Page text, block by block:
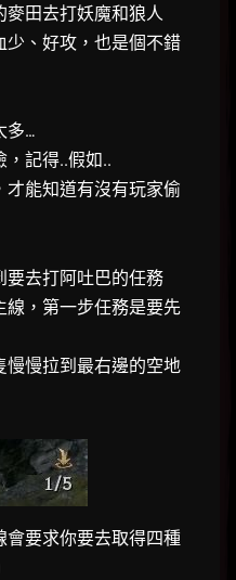
麥田去打妖魔和狼人
少、好攻，也是個不錯
多…
，記得..假如..
能知道有沒有玩家偷
要去打阿吐巴的任務
線，第一步任務是要先
慢慢拉到最右邊的空地
會要求你要去取得四種